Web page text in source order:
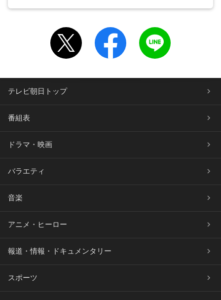
テレビ朝日トップ
番組表
ドラマ・映画
バラエティ
音楽
アニメ・ヒーロー
報道・情報・ドキュメンタリー
スポーツ